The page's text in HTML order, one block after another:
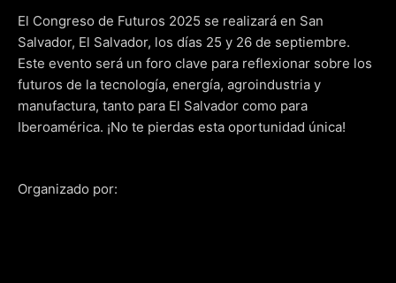
El Congreso de Futuros 2025 se realizará en San
Salvador, El Salvador, los días 25 y 26 de septiembre.
Este evento será un foro clave para reflexionar sobre los
futuros de la tecnología, energía, agroindustria y
manufactura, tanto para El Salvador como para
Iberoamérica. ¡No te pierdas esta oportunidad única!
Organizado por: